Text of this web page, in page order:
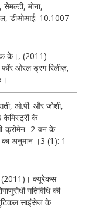
मोना,
डीओआई: 10.1007
के।, (2011)
फॉर ओरल ड्रग रिलीज़,
ओ.पी. और जोशी,
केमिस्ट्री के
क्रोमेन -2-वन के
का अनुमान ।3 (1): 1-
(2011)। क्यूरेकस
गतिविधि की
साइंसेज के